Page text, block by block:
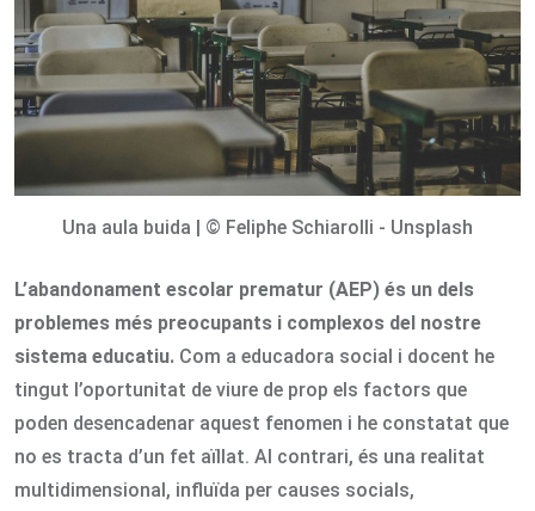
Una aula buida | © Feliphe Schiarolli - Unsplash
L’abandonament escolar prematur (AEP) és un dels
problemes més preocupants i complexos del nostre
sistema educatiu. Com a educadora social i docent he
tingut l’oportunitat de viure de prop els factors que
poden desencadenar aquest fenomen i he constatat que
no es tracta d’un fet aïllat. Al contrari, és una realitat
multidimensional, influïda per causes socials,